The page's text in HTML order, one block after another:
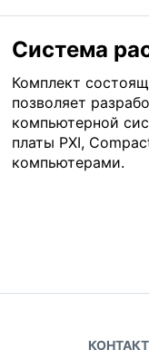
Система
Комплект
позволяет
компьютерной
платы PXI,
компьютерами.